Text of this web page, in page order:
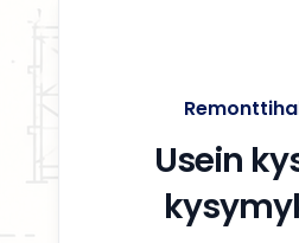
Usein